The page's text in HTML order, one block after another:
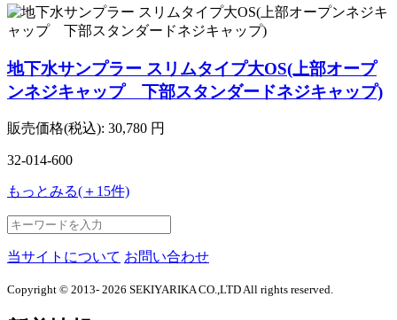
地下水サンプラー スリムタイプ大OS(上部オープ
ンネジキャップ 下部スタンダードネジキャップ)
販売価格(税込): 30,780 円
32-014-600
もっとみる(＋15件)
当サイトについて お問い合わせ
Copyright © 2013- 2026 SEKIYARIKA CO.,LTD All rights reserved.